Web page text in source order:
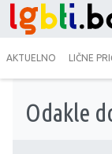
AKTUELNO LIČNE
Odakle